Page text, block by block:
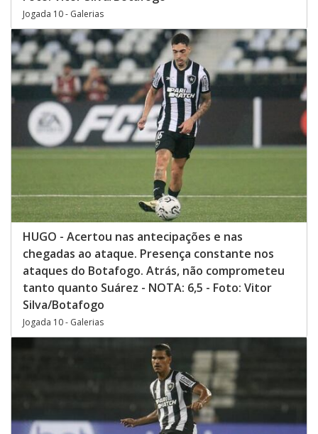
Jogada 10 - Galerias
HUGO - Acertou nas antecipações e nas
chegadas ao ataque. Presença constante nos
ataques do Botafogo. Atrás, não comprometeu
tanto quanto Suárez - NOTA: 6,5 - Foto: Vitor
Silva/Botafogo
Jogada 10 - Galerias